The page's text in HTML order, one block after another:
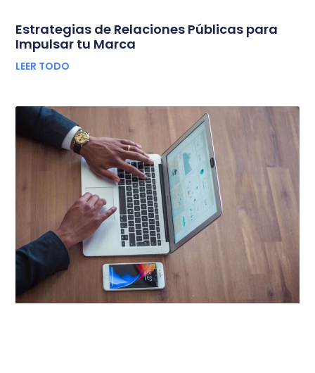
Estrategias de Relaciones Públicas para
Impulsar tu Marca
LEER TODO